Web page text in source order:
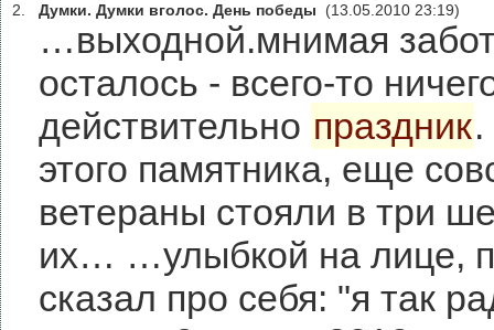
2. Думки. Думки вголос. День победы (13.05.2010 23:19)
…выходной.мнимая
осталось - всего-то
действительно праздник
этого памятника, еще
ветераны стояли в три
их… …улыбкой на лице,
сказал про себя: "я так